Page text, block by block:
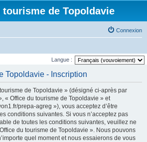
de Topoldavie
Connexion
Langue :
Topoldavie - Inscription
de Topoldavie » (désigné ci-après par
« Office du tourisme de Topoldavie » et
prepa-agreg »), vous acceptez d’être
conditions suivantes. Si vous n’acceptez pas
de toutes les conditions suivantes, veuillez ne
du tourisme de Topoldavie ». Nous pouvons
quel moment et nous essaierons de vous